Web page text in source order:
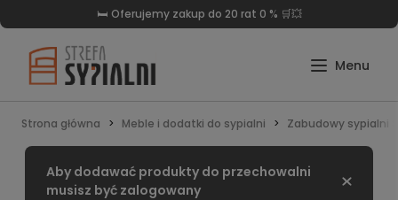
🛏️ Oferujemy zakup do 20 rat 0 % 🛒💥
Strona główna Meble i dodatki do sypialni Zabudowy sypialni
Zamknij
Aby dodawać produkty do przechowalni
musisz być zalogowany